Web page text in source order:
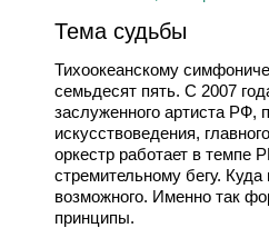
Тема судьбы
Тихоокеанскому
семьдесят пять. С 2007
заслуженного артиста РФ,
искусствоведения,
оркестр работает в темпе
стремительному бегу.
возможного. Именно так
принципы.